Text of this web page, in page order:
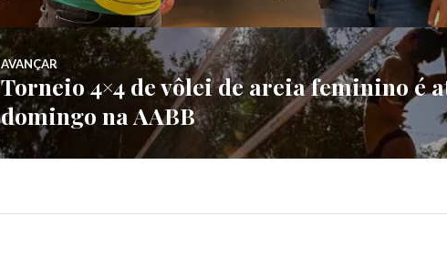
AVANÇAR
Torneio 4×4 de vôlei de areia feminino é
domingo na AABB